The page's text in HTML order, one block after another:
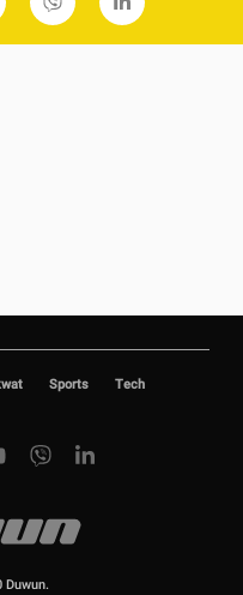
Sports Tech
Duwun.